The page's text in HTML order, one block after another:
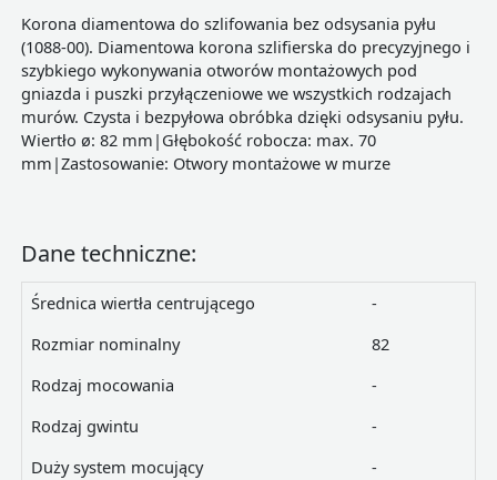
Korona diamentowa do szlifowania bez odsysania pyłu
(1088-00). Diamentowa korona szlifierska do precyzyjnego i
szybkiego wykonywania otworów montażowych pod
gniazda i puszki przyłączeniowe we wszystkich rodzajach
murów. Czysta i bezpyłowa obróbka dzięki odsysaniu pyłu.
Wiertło ø: 82 mm|Głębokość robocza: max. 70
mm|Zastosowanie: Otwory montażowe w murze
Dane techniczne:
Średnica wiertła centrującego
-
Rozmiar nominalny
82
Rodzaj mocowania
-
Rodzaj gwintu
-
Duży system mocujący
-